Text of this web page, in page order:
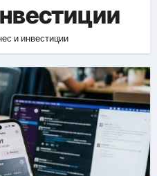
и инвестиции